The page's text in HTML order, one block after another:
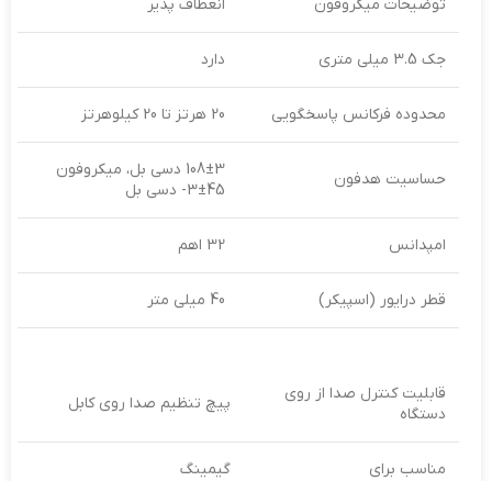
توضیحات میکروفون انعطاف پذیر
جک 3.5 میلی‌ متری دارد
محدوده فرکانس پاسخگویی 20 هرتز تا 20 کیلوهرتز
حساسیت هدفون
108±3 دسی‌ بل، میکروفون
45±3- دسی بل
امپدانس 32 اهم
قطر درایور (اسپیکر) 40 میلی‌ متر
قابلیت کنترل صدا از روی
دستگاه
پیچ تنظیم صدا روی کابل
مناسب برای گیمینگ